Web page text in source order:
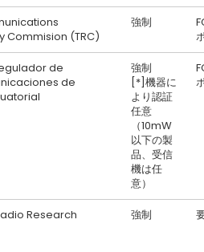
Commision (TRC)
強制
de
de
強制
[*]機器に
より認証
任意
（10mW
以下の製
品、受信
機は任
意）
Research
強制